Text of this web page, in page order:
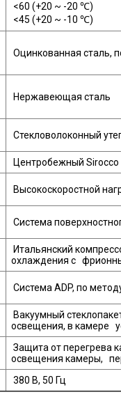
<60 (+20 ~ -20 ℃)
<45 (+20 ~ -10 ℃)
Оцинкованная сталь,
Нержавеющая сталь
Стекловолоконный
Центробежный Sirocco
Высокоскоростной
Система
Итальянский
охлаждения с
Система ADP, по
Вакуумный
освещения, в камере
Защита от перегрева
освещения камеры,
380 В, 50 Гц